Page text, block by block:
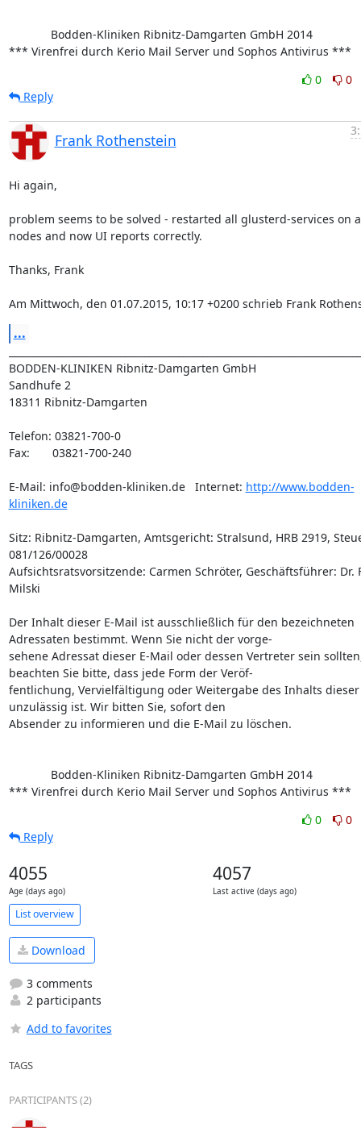
*** Virenfrei durch Kerio Mail Server und Sophos Antivirus ***
0
0
Reply
Frank Rothenstein
Hi again,
problem seems to be solved - restarted all glusterd-services on
nodes and now UI reports correctly.
Thanks, Frank
Am Mittwoch, den 01.07.2015, 10:17 +0200 schrieb Frank
...
BODDEN-KLINIKEN Ribnitz-Damgarten GmbH
Sandhufe 2
18311 Ribnitz-Damgarten
Telefon: 03821-700-0
Fax:       03821-700-240
E-Mail: info@bodden-kliniken.de   Internet: http://www.bodden-
kliniken.de
Sitz: Ribnitz-Damgarten, Amtsgericht: Stralsund, HRB 2919,
081/126/00028
Aufsichtsratsvorsitzende: Carmen Schröter, Geschäftsführer: Dr.
Milski
Der Inhalt dieser E-Mail ist ausschließlich für den bezeichneten
Adressaten bestimmt. Wenn Sie nicht der vorge-
sehene Adressat dieser E-Mail oder dessen Vertreter sein
beachten Sie bitte, dass jede Form der Veröf-
fentlichung, Vervielfältigung oder Weitergabe des Inhalts dieser
unzulässig ist. Wir bitten Sie, sofort den
Absender zu informieren und die E-Mail zu löschen.
*** Virenfrei durch Kerio Mail Server und Sophos Antivirus ***
0
0
Reply
4055
Age (days ago)
4057
Last active (days ago)
List overview
Download
3 comments
2 participants
Add to favorites
TAGS
PARTICIPANTS (2)